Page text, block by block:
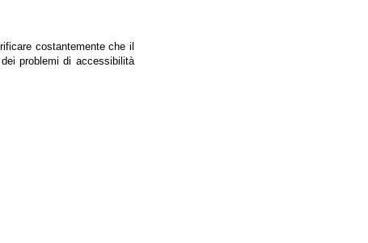
costantemente che il
problemi di accessibilità